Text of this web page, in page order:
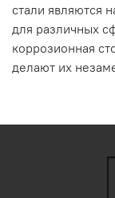
стали являются
для различных
коррозионная
делают их